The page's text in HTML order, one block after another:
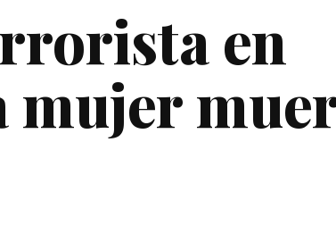
en
mujer